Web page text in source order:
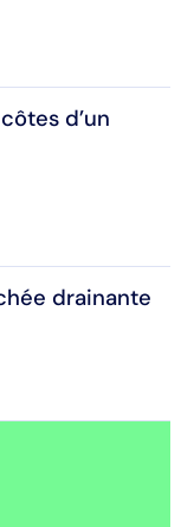
d’un
drainante